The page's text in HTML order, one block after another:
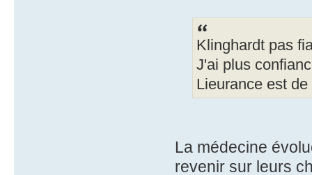
Klinghardt pas
J'ai plus
Lieurance est
La médecine
revenir sur leurs